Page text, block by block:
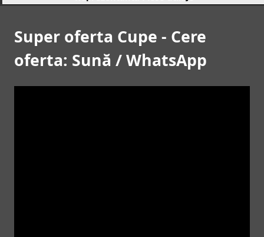
Super oferta Cupe - Cere
oferta: Sună / WhatsApp